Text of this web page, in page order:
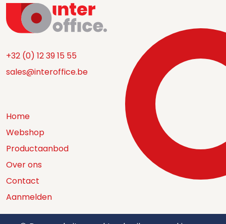
+32 (0) 12 39 15 55
sales@interoffice.be
Home
Webshop
Productaanbod
Over ons
Contact
Aanmelden